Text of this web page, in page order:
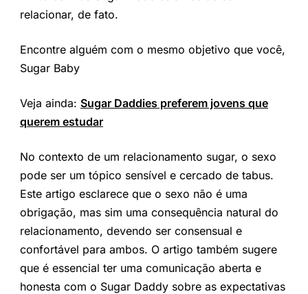
relacionar, de fato.
Encontre alguém com o mesmo objetivo que você,
Sugar Baby
Veja ainda: Sugar Daddies preferem jovens que
querem estudar
No contexto de um relacionamento sugar, o sexo
pode ser um tópico sensível e cercado de tabus.
Este artigo esclarece que o sexo não é uma
obrigação, mas sim uma consequência natural do
relacionamento, devendo ser consensual e
confortável para ambos. O artigo também sugere
que é essencial ter uma comunicação aberta e
honesta com o Sugar Daddy sobre as expectativas